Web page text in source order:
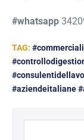
#whatsapp
TAG:
#aziendeitaliane